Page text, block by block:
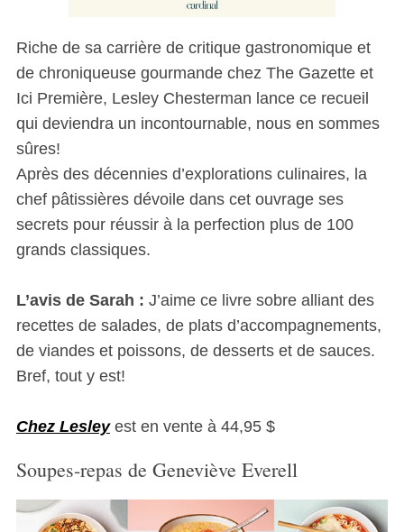
Riche de sa carrière de critique gastronomique et
de chroniqueuse gourmande chez The Gazette et
Ici Première, Lesley Chesterman lance ce recueil
qui deviendra un incontournable, nous en sommes
sûres!
Après des décennies d’explorations culinaires, la
chef pâtissières dévoile dans cet ouvrage ses
secrets pour réussir à la perfection plus de 100
grands classiques.
L’avis de Sarah : J’aime ce livre sobre alliant des
recettes de salades, de plats d’accompagnements,
de viandes et poissons, de desserts et de sauces.
Bref, tout y est!
Chez Lesleyest en vente à 44,95 $
Soupes-repas de Geneviève Everell